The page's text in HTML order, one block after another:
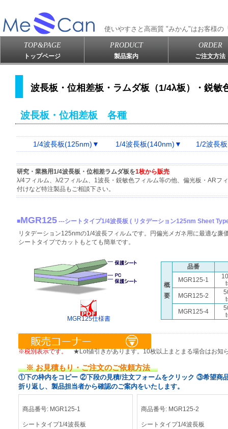
使いやすさと高画質 "みかん"はお客様の
波長板・位相差板・ラムダ板（1/4λ板）・鋭敏
波長板・位相差板 各種
1/4波長板(125nm)▼ 1/4波長板(140nm)▼ 1/2波長
研究・業務用1/4波長板・位相差ラムダ板を1枚から販売
λ/4フィルム、λ/2フィルム、1波長・鋭敏色フィルム等の他、偏光板・ARフ
付けなど特注製品もご相談下さい。
■MGR125 ---シートタイプ1/4波長板 ( リタデーション125nm Sheet
リタデーション125nmの1/4波長フィルムです。円偏光メガネ用に最適な廉
シートタイプでカットもとても簡単です。
MGR125仕様書
概
要
品番
MGR125-1
MGR125-2
MGR125-4
※税別表示です。 ★Lot値引きがあります。10枚以上まとまる場合はお知
※ お見積もり・ご注文のご依頼方法
①下の枠内をコピー ②下段の見積/注文フォームをクリック ③希望商
折り返し、製品担当者から確認のご案内をいたします。
商品番号: MGR125-1
シートタイプ1/4波長板
商品番号: MGR125-2
シートタイプ1/4波長板
TOP&PAGE
トップページ
PRODUCT
製品案内
ORDER
ご注文方法